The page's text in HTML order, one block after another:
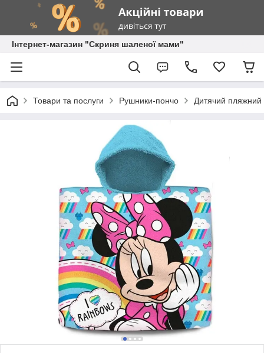
Інтернет-магазин "Скриня шаленої мами"
Товари та послуги Рушники-пончо Дитячий пляжний